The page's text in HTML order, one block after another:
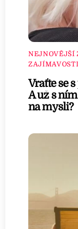
NEJNOVĚJŠÍ
ZAJÍMAVOSTI
Vraťte se
A už s
na mysli?